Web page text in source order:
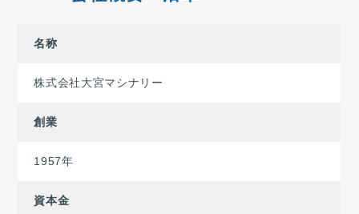
名称
株式会社大宮マシナリー
創業
1957年
資本金